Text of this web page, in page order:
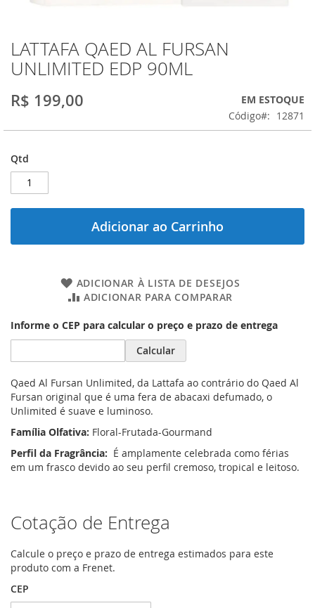
Saltar
para
o
da
de
LATTAFA QAED AL FURSAN
UNLIMITED EDP 90ML
R$ 199,00
EM ESTOQUE
Código
12871
Qtd
Adicionar ao Carrinho
ADICIONAR À LISTA DE DESEJOS
ADICIONAR PARA COMPARAR
Informe o CEP para calcular o preço e prazo de entrega
Calcular
Qaed Al Fursan Unlimited, da Lattafa ao contrário do Qaed Al
Fursan original que é uma fera de abacaxi defumado, o
Unlimited é suave e luminoso.
Família Olfativa: Floral-Frutada-Gourmand
Perfil da Fragrância: É amplamente celebrada como férias
em um frasco devido ao seu perfil cremoso, tropical e leitoso.
Cotação de Entrega
Calcule o preço e prazo de entrega estimados para este
produto com a Frenet.
CEP